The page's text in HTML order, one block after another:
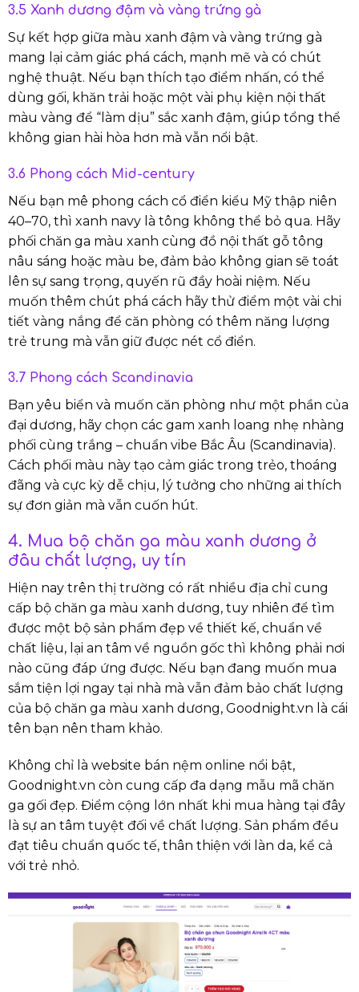
3.5 Xanh dương đậm và vàng trứng gà
Sự kết hợp giữa màu xanh đậm và vàng trứng gà
mang lại cảm giác phá cách, mạnh mẽ và có chút
nghệ thuật. Nếu bạn thích tạo điểm nhấn, có thể
dùng gối, khăn trải hoặc một vài phụ kiện nội thất
màu vàng để “làm dịu” sắc xanh đậm, giúp tổng thể
không gian hài hòa hơn mà vẫn nổi bật.
3.6 Phong cách Mid-century
Nếu bạn mê phong cách cổ điển kiểu Mỹ thập niên
40–70, thì xanh navy là tông không thể bỏ qua. Hãy
phối chăn ga màu xanh cùng đồ nội thất gỗ tông
nâu sáng hoặc màu be, đảm bảo không gian sẽ toát
lên sự sang trọng, quyến rũ đầy hoài niệm. Nếu
muốn thêm chút phá cách hãy thử điểm một vài chi
tiết vàng nắng để căn phòng có thêm năng lượng
trẻ trung mà vẫn giữ được nét cổ điển.
3.7 Phong cách Scandinavia
Bạn yêu biển và muốn căn phòng như một phần của
đại dương, hãy chọn các gam xanh loang nhẹ nhàng
phối cùng trắng – chuẩn vibe Bắc Âu (Scandinavia).
Cách phối màu này tạo cảm giác trong trẻo, thoáng
đãng và cực kỳ dễ chịu, lý tưởng cho những ai thích
sự đơn giản mà vẫn cuốn hút.
4. Mua bộ chăn ga màu xanh dương ở
đâu chất lượng, uy tín
Hiện nay trên thị trường có rất nhiều địa chỉ cung
cấp bộ chăn ga màu xanh dương, tuy nhiên để tìm
được một bộ sản phẩm đẹp về thiết kế, chuẩn về
chất liệu, lại an tâm về nguồn gốc thì không phải nơi
nào cũng đáp ứng được. Nếu bạn đang muốn mua
sắm tiện lợi ngay tại nhà mà vẫn đảm bảo chất lượng
của bộ chăn ga màu xanh dương, Goodnight.vn là cái
tên bạn nên tham khảo.
Không chỉ là website bán nệm online nổi bật,
Goodnight.vn còn cung cấp đa dạng mẫu mã chăn
ga gối đẹp. Điểm cộng lớn nhất khi mua hàng tại đây
là sự an tâm tuyệt đối về chất lượng. Sản phẩm đều
đạt tiêu chuẩn quốc tế, thân thiện với làn da, kể cả
với trẻ nhỏ.